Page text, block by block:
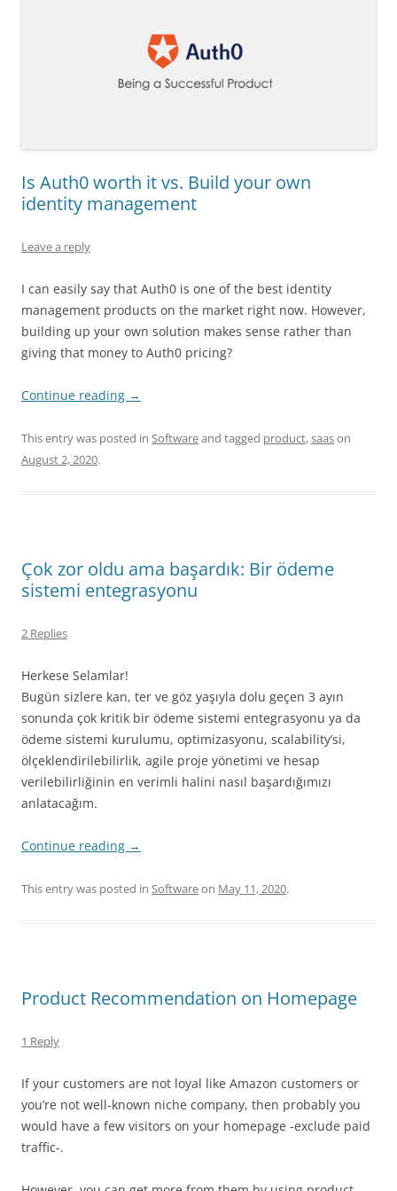
Is Auth0 worth it vs. Build your own
identity management
Leave a reply
I can easily say that Auth0 is one of the best identity
management products on the market right now. However,
building up your own solution makes sense rather than
giving that money to Auth0 pricing?
Continue reading →
This entry was posted in Softwareand tagged product,saason
August 2, 2020.
Çok zor oldu ama başardık: Bir ödeme
sistemi entegrasyonu
2 Replies
Herkese Selamlar!
Bugün sizlere kan, ter ve göz yaşıyla dolu geçen 3 ayın
sonunda çok kritik bir ödeme sistemi entegrasyonu ya da
ödeme sistemi kurulumu, optimizasyonu, scalability’si,
ölçeklendirilebilirlik, agile proje yönetimi ve hesap
verilebilirliğinin en verimli halini nasıl başardığımızı
anlatacağım.
Continue reading →
This entry was posted in Softwareon May 11, 2020.
Product Recommendation on Homepage
1 Reply
If your customers are not loyal like Amazon customers or
you’re not well-known niche company, then probably you
would have a few visitors on your homepage -exclude paid
traffic-.